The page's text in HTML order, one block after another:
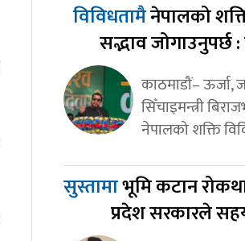
विविधतामैनेपालको
सद्भाव जोगाउनुपर्छ :
काठमाडौं– ऊर्जा,
सिँचाइमन्त्री
नेपालको शक्ति
सुस्तामाभूमि कटान
प्रदेश सरकारले